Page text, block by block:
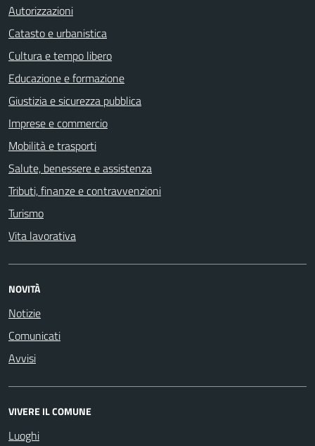
Autorizzazioni
Catasto e urbanistica
Cultura e tempo libero
Educazione e formazione
Giustizia e sicurezza pubblica
Imprese e commercio
Mobilità e trasporti
Salute, benessere e assistenza
Tributi, finanze e contravvenzioni
Turismo
Vita lavorativa
NOVITÀ
Notizie
Comunicati
Avvisi
VIVERE IL COMUNE
Luoghi